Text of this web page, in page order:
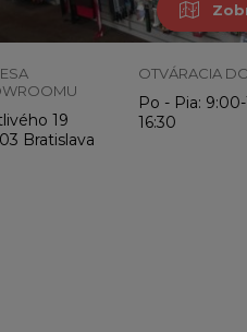
19
Bratislava
OTVÁRACIA
Po - Pia:
16:30